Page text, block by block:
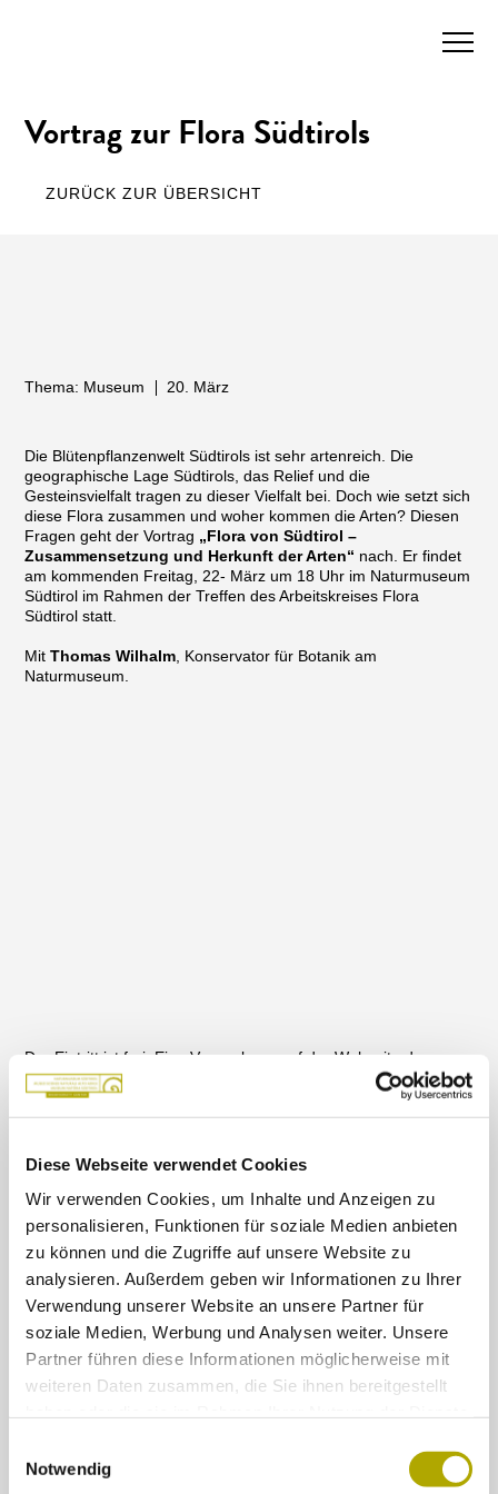
Diese Webseite verwendet Cookies
Wir verwenden Cookies, um Inhalte und Anzeigen zu
personalisieren, Funktionen für soziale Medien anbieten
zu können und die Zugriffe auf unsere Website zu
analysieren. Außerdem geben wir Informationen zu Ihrer
Verwendung unserer Website an unsere Partner für
soziale Medien, Werbung und Analysen weiter. Unsere
Partner führen diese Informationen möglicherweise mit
weiteren Daten zusammen, die Sie ihnen bereitgestellt
Notwendig
Vortrag zur Flora Südtirols
ZURÜCK ZUR ÜBERSICHT
Thema: Museum 20. März
Die Blütenpflanzenwelt Südtirols ist sehr artenreich. Die
geographische Lage Südtirols, das Relief und die
Gesteinsvielfalt tragen zu dieser Vielfalt bei. Doch wie setzt sich
diese Flora zusammen und woher kommen die Arten? Diesen
Fragen geht der Vortrag „Flora von Südtirol –
Zusammensetzung und Herkunft der Arten“ nach. Er findet
am kommenden Freitag, 22- März um 18 Uhr im Naturmuseum
Südtirol im Rahmen der Treffen des Arbeitskreises Flora
Südtirol statt.
Mit Thomas Wilhalm , Konservator für Botanik am
Naturmuseum.
Der Eintritt ist frei. Eine Vormerkung auf der Webseite des
Museums wird empfohlen. Der Vortrag ist auch online auf dem
YouTube-Kanal des Museums zu sehen.
Jetzt Artikel auf Facebook teilen
Hier finden Sie weitere Artikel, die
Ihnen gefallen könnten.